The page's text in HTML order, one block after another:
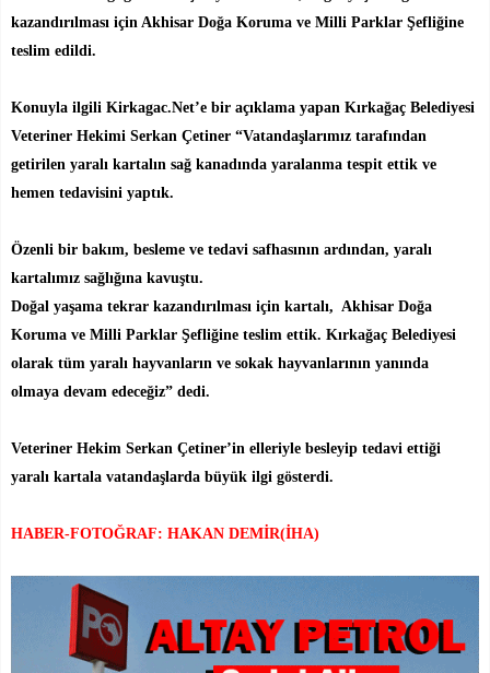
kazandırılması için Akhisar Doğa Koruma ve Milli Parklar Şefliğine
teslim edildi.
Konuyla ilgili Kirkagac.Net’e bir açıklama yapan Kırkağaç Belediyesi
Veteriner Hekimi Serkan Çetiner “Vatandaşlarımız tarafından
getirilen yaralı kartalın sağ kanadında yaralanma tespit ettik ve
hemen tedavisini yaptık.
Özenli bir bakım, besleme ve tedavi safhasının ardından, yaralı
kartalımız sağlığına kavuştu.
Doğal yaşama tekrar kazandırılması için kartalı, Akhisar Doğa
Koruma ve Milli Parklar Şefliğine teslim ettik. Kırkağaç Belediyesi
olarak tüm yaralı hayvanların ve sokak hayvanlarının yanında
olmaya devam edeceğiz” dedi.
Veteriner Hekim Serkan Çetiner’in elleriyle besleyip tedavi ettiği
yaralı kartala vatandaşlarda büyük ilgi gösterdi.
HABER-FOTOĞRAF: HAKAN DEMİR(İHA)